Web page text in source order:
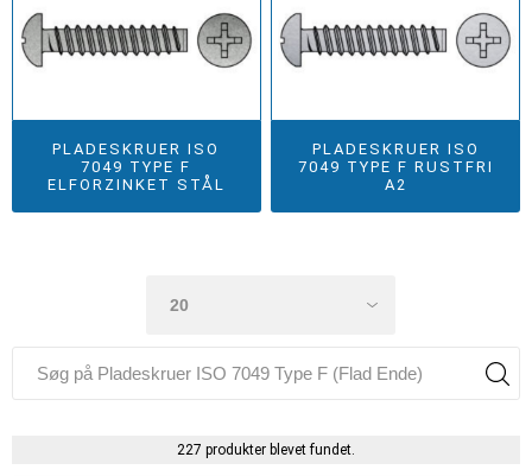
PLADESKRUER ISO
7049 TYPE F
ELFORZINKET STÅL
PLADESKRUER ISO
7049 TYPE F RUSTFRI
A2
227 produkter blevet fundet.